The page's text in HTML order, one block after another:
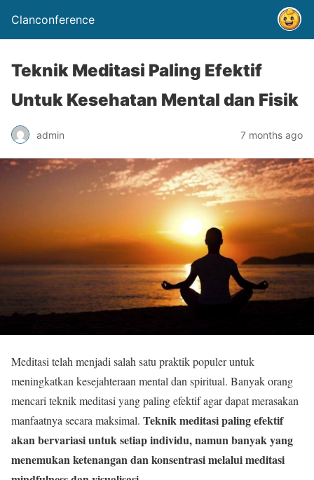
Clanconference
Teknik Meditasi Paling Efektif
Untuk Kesehatan Mental dan Fisik
admin 7 months ago
Meditasi telah menjadi salah satu praktik populer untuk
meningkatkan kesejahteraan mental dan spiritual. Banyak orang
mencari teknik meditasi yang paling efektif agar dapat merasakan
manfaatnya secara maksimal. Teknik meditasi paling efektif
akan bervariasi untuk setiap individu, namun banyak yang
menemukan ketenangan dan konsentrasi melalui meditasi